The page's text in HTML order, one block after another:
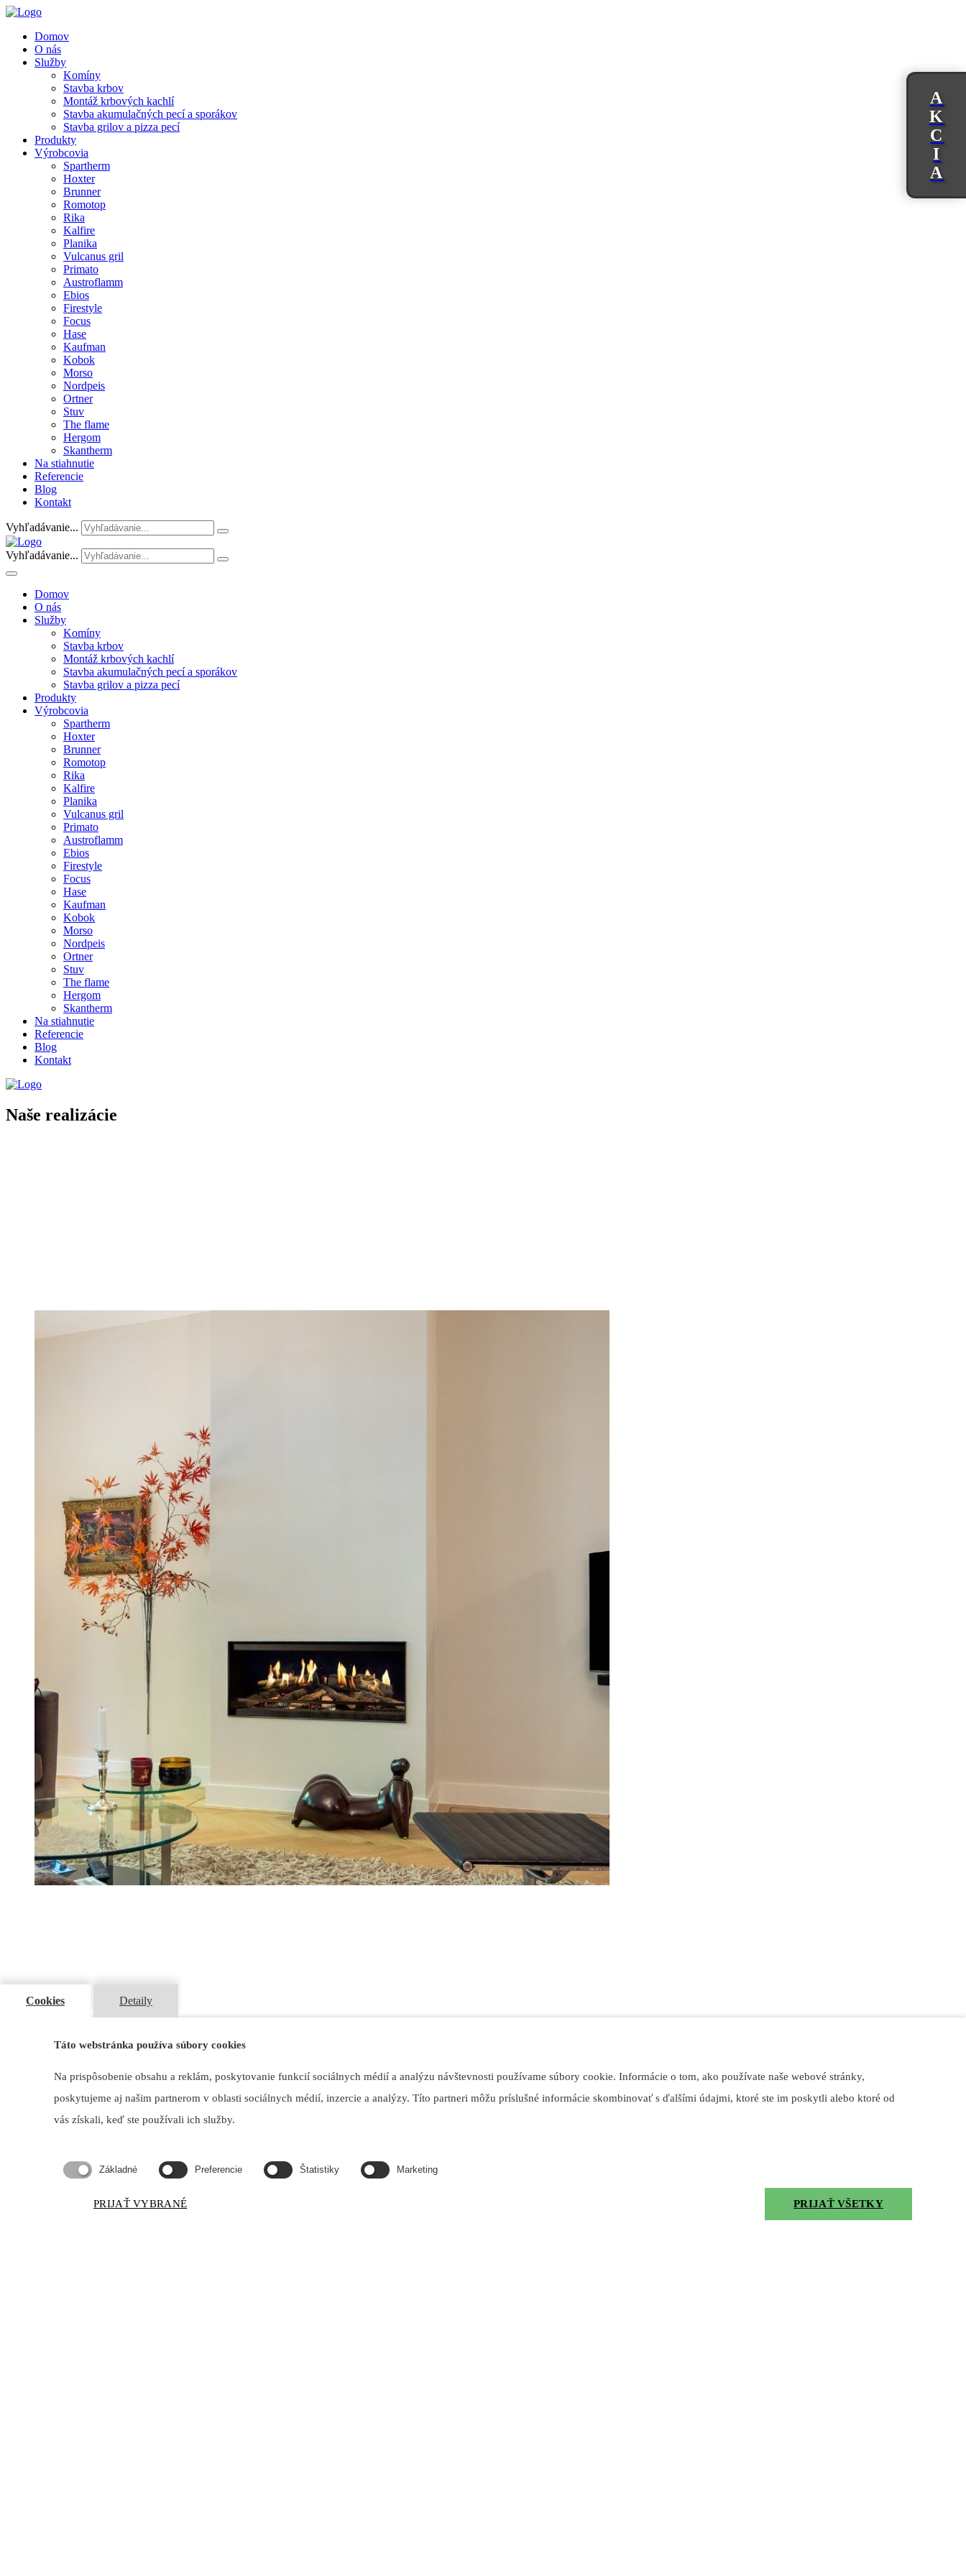
Domov
O nás
Služby
Komíny
Stavba krbov
Montáž krbových kachlí
Stavba akumulačných pecí a sporákov
Stavba grilov a pizza pecí
Produkty
Výrobcovia
Spartherm
Hoxter
Brunner
Romotop
Rika
Kalfire
Planika
Vulcanus gril
Primato
Austroflamm
Ebios
Firestyle
Focus
Hase
Kaufman
Kobok
Morso
Nordpeis
Ortner
Stuv
The flame
Hergom
Skantherm
Na stiahnutie
Referencie
Blog
Kontakt
Vyhľadávanie...
Vyhľadávanie...
Domov
O nás
Služby
Komíny
Stavba krbov
Montáž krbových kachlí
Stavba akumulačných pecí a sporákov
Stavba grilov a pizza pecí
Produkty
Výrobcovia
Spartherm
Hoxter
Brunner
Romotop
Rika
Kalfire
Planika
Vulcanus gril
Primato
Austroflamm
Ebios
Firestyle
Focus
Hase
Kaufman
Kobok
Morso
Nordpeis
Ortner
Stuv
The flame
Hergom
Skantherm
Na stiahnutie
Referencie
Blog
Kontakt
A
K
C
I
A
Naše realizácie
Kontakt
Odborárska 1270/3, 831 02 Bratislava
+421 903 966 980
Domov
Cookies Detaily
Táto webstránka používa súbory cookies
Na prispôsobenie obsahu a reklám, poskytovanie funkcií sociálnych médií a analýzu návštevnosti používame súbory cookie. Informácie o tom, ako používate naše webové stránky,
poskytujeme aj našim partnerom v oblasti sociálnych médií, inzercie a analýzy. Títo partneri môžu príslušné informácie skombinovať s ďalšími údajmi, ktoré ste im poskytli alebo ktoré od
vás získali, keď ste používali ich služby.
Základné Preferencie Štatistiky Marketing
PRIJAŤ VYBRANÉ PRIJAŤ VŠETKY